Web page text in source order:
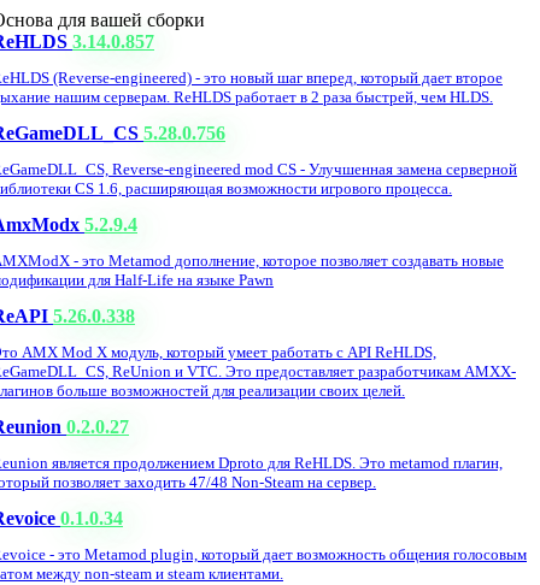
для вашей сборки
3.14.0.857
(Reverse-engineered) - это новый шаг вперед, который дает второе
нашим серверам. ReHLDS работает в 2 раза быстрей, чем HLDS.
5.28.0.756
Reverse-engineered mod CS - Улучшенная замена серверной
CS 1.6, расширяющая возможности игрового процесса.
5.2.9.4
- это Metamod дополнение, которое позволяет создавать новые
для Half-Life на языке Pawn
5.26.0.338
AMX Mod X модуль, который умеет работать с API ReHLDS,
ReUnion и VTC. Это предоставляет разработчикам AMXX-
больше возможностей для реализации своих целей.
0.2.0.27
является продолжением Dproto для ReHLDS. Это metamod плагин,
позволяет заходить 47/48 Non-Steam на сервер.
0.1.0.34
- это Metamod plugin, который дает возможность общения голосовым
между non-steam и steam клиентами.